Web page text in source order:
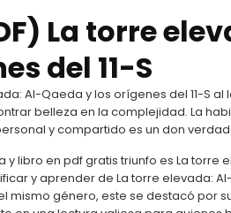
La torre
del 11-S
Al-Qaeda y los orígenes del 11-S
belleza en la complejidad. La
y compartido es un don
y libro en pdf gratis triunfo es La torre
y aprender de La torre elevada:
mismo género, este se destacó por